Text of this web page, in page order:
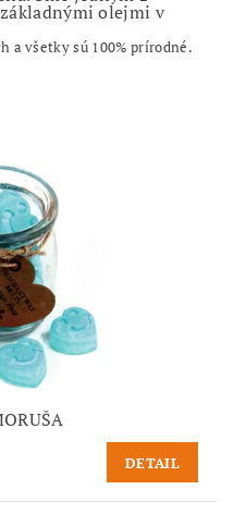
olejmi v
a všetky sú 100% prírodné.
DETAIL